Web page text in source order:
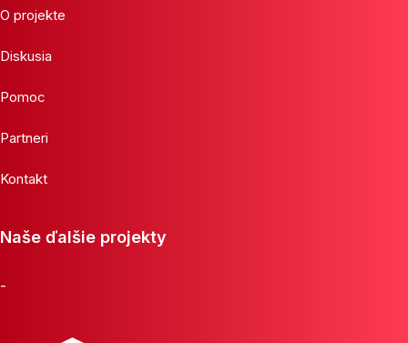
O projekte
Diskusia
Pomoc
Partneri
Kontakt
Naše ďalšie projekty
-